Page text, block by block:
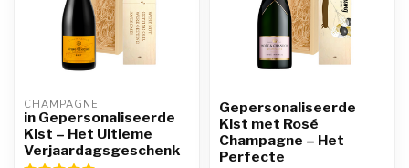
CHAMPAGNE
in Gepersonaliseerde
Kist – Het Ultieme
Verjaardagsgeschenk
Gepersonaliseerde
Kist met Rosé
Champagne – Het
Perfecte